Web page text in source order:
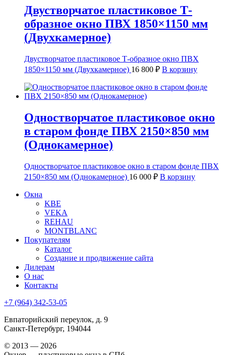
Двустворчатое пластиковое Т-
образное окно ПВХ 1850×1150 мм
(Двухкамерное)
Двустворчатое пластиковое Т-образное окно ПВХ
1850×1150 мм (Двухкамерное) 16 800 ₽ В корзину
Одностворчатое пластиковое окно
в старом фонде ПВХ 2150×850 мм
(Однокамерное)
Одностворчатое пластиковое окно в старом фонде ПВХ
2150×850 мм (Однокамерное) 16 000 ₽ В корзину
Окна
KBE
VEKA
REHAU
MONTBLANC
Покупателям
Каталог
Создание и продвижение сайта
Дилерам
О нас
Контакты
+7 (964) 342-53-05
Евпаторийский переулок, д. 9
Санкт-Петербург, 194044
© 2013 — 2026